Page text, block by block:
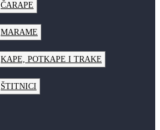
ČARAPE
MARAME
KAPE, POTKAPE I TRAKE
ŠTITNICI